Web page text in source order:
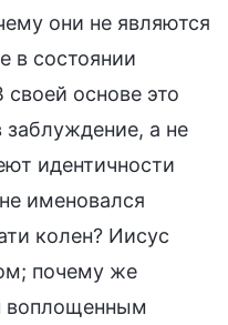
они не являются
в состоянии
основе это
а не
идентичности
именовался
колен? Иисус
почему же
воплощенным